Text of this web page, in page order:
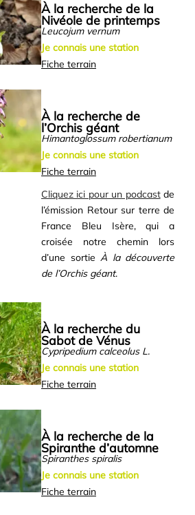
À la recherche de la
Nivéole de printemps
Leucojum vernum
Je connais une station
Fiche terrain
À la recherche de
l’Orchis géant
Himantoglossum robertianum
Je connais une station
Fiche terrain
Cliquez ici pour un podcastde
l’émission Retour sur terre de
France Bleu Isère, qui a
croisée notre chemin lors
d’une sortie À la découverte
de l’Orchis géant.
À la recherche du
Sabot de Vénus
Cypripedium calceolus L.
Je connais une station
Fiche terrain
À la recherche de la
Spiranthe d’automne
Spiranthes spiralis
Je connais une station
Fiche terrain